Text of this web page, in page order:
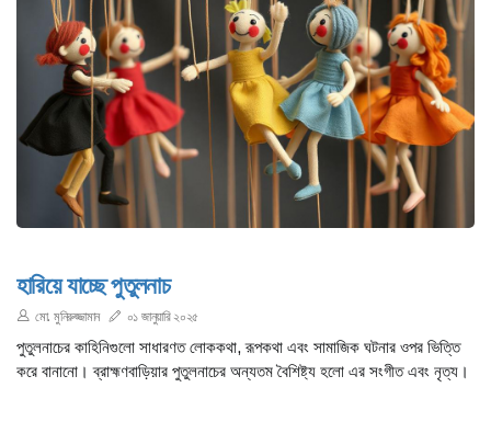
হারিয়ে যাচ্ছে পুতুলনাচ
মো. মুনিরুজ্জামান ০১ জানুয়ারি ২০২৫
পুতুলনাচের কাহিনিগুলো সাধারণত লোককথা, রূপকথা এবং সামাজিক ঘটনার ওপর ভিত্তি
করে বানানো। ব্রাহ্মণবাড়িয়ার পুতুলনাচের অন্যতম বৈশিষ্ট্য হলো এর সংগীত এবং নৃত্য।